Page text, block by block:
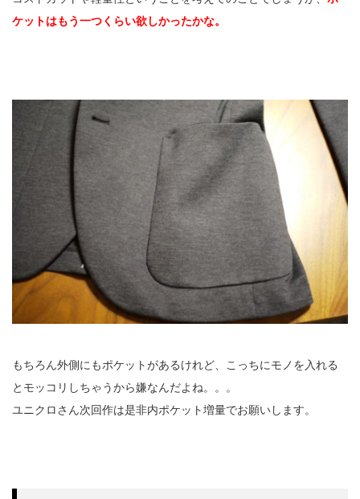
ケットはもう一つくらい欲しかったかな。
もちろん外側にもポケットがあるけれど、こっちにモノを入れる
とモッコリしちゃうから嫌なんだよね。。。
ユニクロさん次回作は是非内ポケット増量でお願いします。